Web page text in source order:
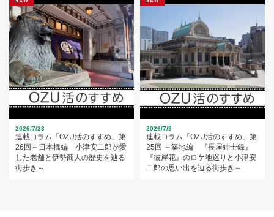
2026/7/23
連載コラム「OZU活のすすめ」第
26回～日本橋編 小津安二郎が愛
した老舗と伊勢商人の歴史を辿る
街歩き～
2026/7/9
連載コラム「OZU活のすすめ」第
25回 ～築地編 『長屋紳士録』
『彼岸花』のロケ地巡りと小津安
二郎の思い出を辿る街歩き～